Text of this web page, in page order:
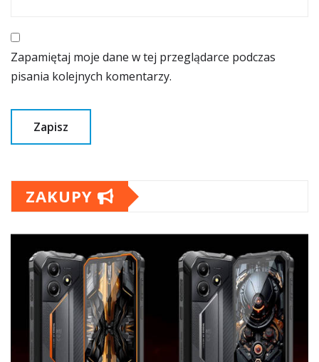
Zapamiętaj moje dane w tej przeglądarce podczas
pisania kolejnych komentarzy.
ZAKUPY